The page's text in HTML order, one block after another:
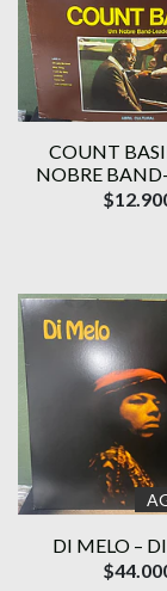
COUNT
NOBRE
DI MELO –